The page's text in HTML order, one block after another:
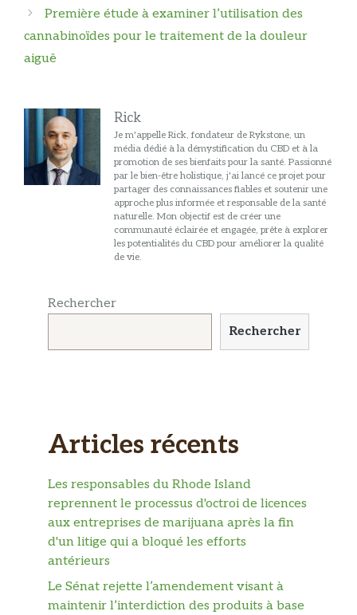
Première étude à examiner l’utilisation des
cannabinoïdes pour le traitement de la douleur
aiguë
Rick
Je m'appelle Rick, fondateur de Rykstone, un
média dédié à la démystification du CBD et à la
promotion de ses bienfaits pour la santé. Passionné
par le bien-être holistique, j'ai lancé ce projet pour
partager des connaissances fiables et soutenir une
approche plus informée et responsable de la santé
naturelle. Mon objectif est de créer une
communauté éclairée et engagée, prête à explorer
les potentialités du CBD pour améliorer la qualité
de vie.
Rechercher
Rechercher
Articles récents
Les responsables du Rhode Island
reprennent le processus d'octroi de licences
aux entreprises de marijuana après la fin
d'un litige qui a bloqué les efforts
antérieurs
Le Sénat rejette l’amendement visant à
maintenir l’interdiction des produits à base